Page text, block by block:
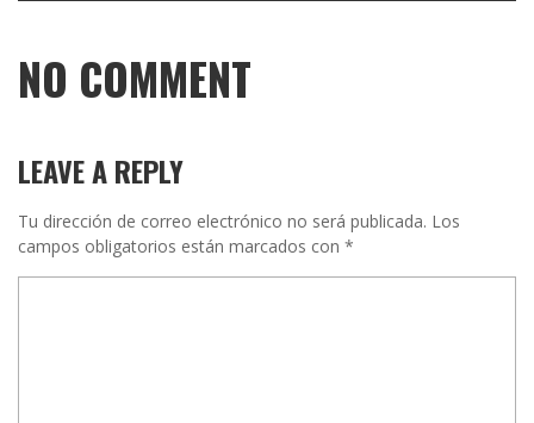
NO COMMENT
LEAVE A REPLY
Tu dirección de correo electrónico no será publicada. Los
campos obligatorios están marcados con *